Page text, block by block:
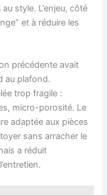
style. L’enjeu, côté
et à réduire les
précédente avait
au plafond.
trop fragile :
micro-porosité. Le
adaptée aux pièces
sans arracher le
a réduit